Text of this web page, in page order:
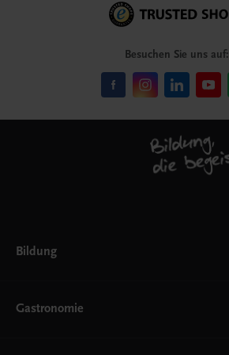
Besuchen Sie uns auf:
Bildung
Ernährung
Gastronomie